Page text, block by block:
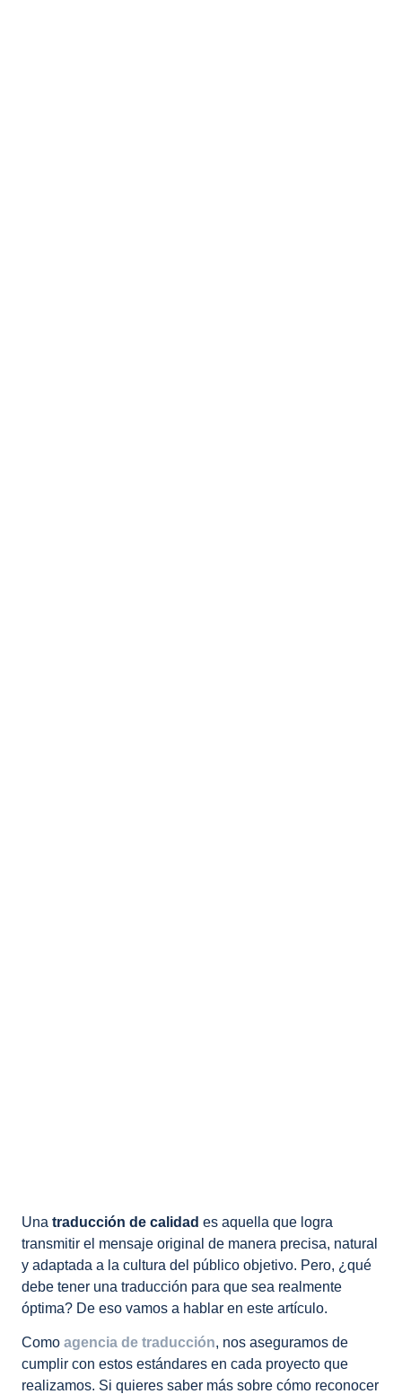
Una traducción de calidad es aquella que logra
transmitir el mensaje original de manera precisa, natural
y adaptada a la cultura del público objetivo. Pero, ¿qué
debe tener una traducción para que sea realmente
óptima? De eso vamos a hablar en este artículo.
Como agencia de traducción, nos aseguramos de
cumplir con estos estándares en cada proyecto que
realizamos. Si quieres saber más sobre cómo reconocer